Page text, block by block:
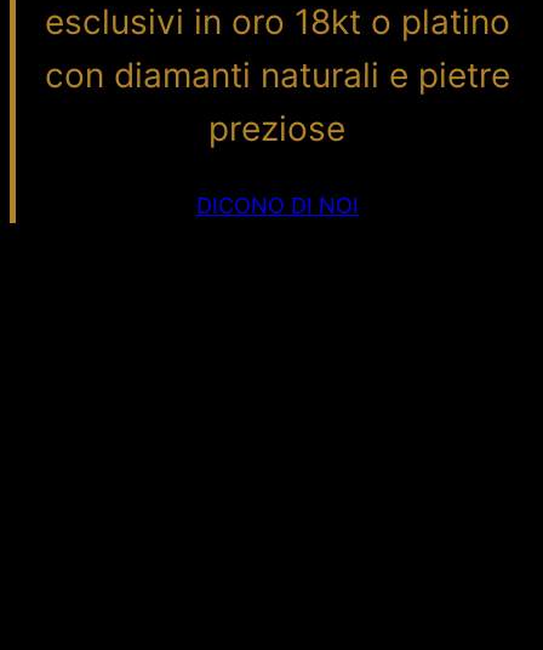
esclusivi in oro 18kt o platino
con diamanti naturali e pietre
preziose
DICONO DI NOI